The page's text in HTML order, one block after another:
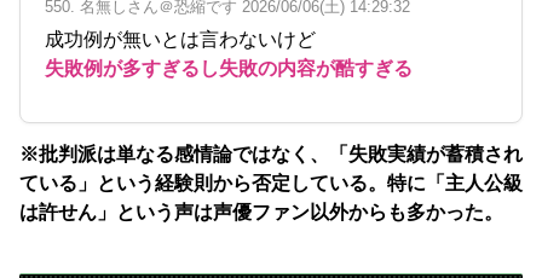
550. 名無しさん＠恐縮です 2026/06/06(土) 14:29:32
成功例が無いとは言わないけど
失敗例が多すぎるし失敗の内容が酷すぎる
※批判派は単なる感情論ではなく、「失敗実績が蓄積され
ている」という経験則から否定している。特に「主人公級
は許せん」という声は声優ファン以外からも多かった。